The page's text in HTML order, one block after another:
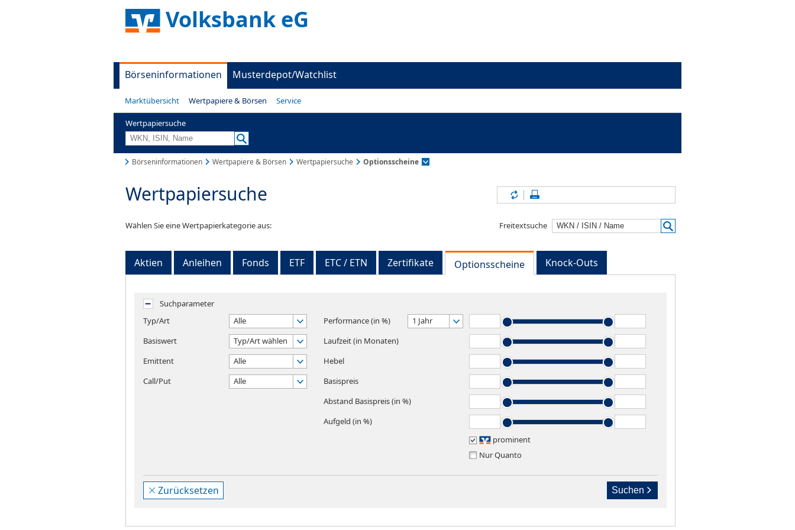
Volksbank eG
Börseninformationen Musterdepot/Watchlist
Marktübersicht Wertpapiere & Börsen Service
Wertpapiersuche
Börseninformationen Wertpapiere & Börsen Wertpapiersuche Optionsscheine
Wertpapiersuche Inhalte aktualisieren
Wählen Sie eine Wertpapierkategorie aus: Freitextsuche
Aktien Anleihen Fonds ETF ETC / ETN Zertifikate Optionsscheine Knock-Outs
Suchparameter
Typ/Art
Alle
Basiswert
Typ/Art wählen
Emittent
Alle
Call/Put
Alle
Performance (in %)
1 Jahr
Laufzeit (in Monaten)
Hebel
Basispreis
Abstand Basispreis (in %)
Aufgeld (in %)
prominent
Nur Quanto
Suchen
Zurücksetzen